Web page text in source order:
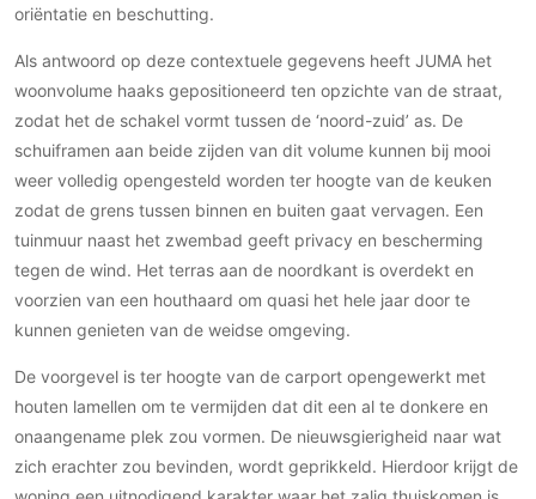
Keukenapparatuur
Keukenbladen
Keukenaccessoires
Ramen en deuren
Binnendeuren
Aluminium deuren
Houten deuren
Stalen deuren
Systeemwanden
Deurbeslag
Raambeslag
3D visualisaties
Gevelbekleding
Gevelstenen
Houten gevelbekleding
Stucwerk
Natuursteen en keramiek
Vlonders
Zonwering
Villa
Horeca
Kantoor
oriëntatie en beschutting.
Als antwoord op deze contextuele gegevens heeft JUMA het
woonvolume haaks gepositioneerd ten opzichte van de straat,
zodat het de schakel vormt tussen de ‘noord-zuid’ as. De
schuiframen aan beide zijden van dit volume kunnen bij mooi
weer volledig opengesteld worden ter hoogte van de keuken
zodat de grens tussen binnen en buiten gaat vervagen. Een
tuinmuur naast het zwembad geeft privacy en bescherming
tegen de wind. Het terras aan de noordkant is overdekt en
voorzien van een houthaard om quasi het hele jaar door te
kunnen genieten van de weidse omgeving.
De voorgevel is ter hoogte van de carport opengewerkt met
houten lamellen om te vermijden dat dit een al te donkere en
onaangename plek zou vormen. De nieuwsgierigheid naar wat
zich erachter zou bevinden, wordt geprikkeld. Hierdoor krijgt de